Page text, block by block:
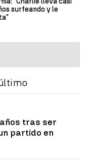
surfeando y le
tras ser
partido en